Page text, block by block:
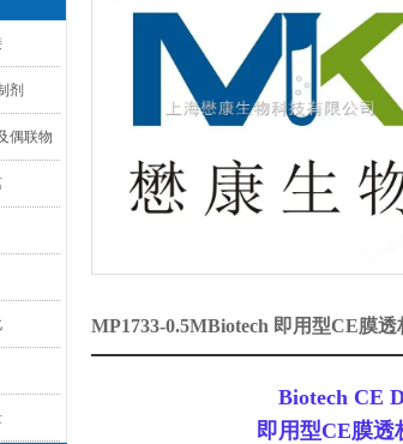
剂
偶联物
MP1733-0.5MBiotech 即用型CE膜
Biotech CE
即用型CE膜透